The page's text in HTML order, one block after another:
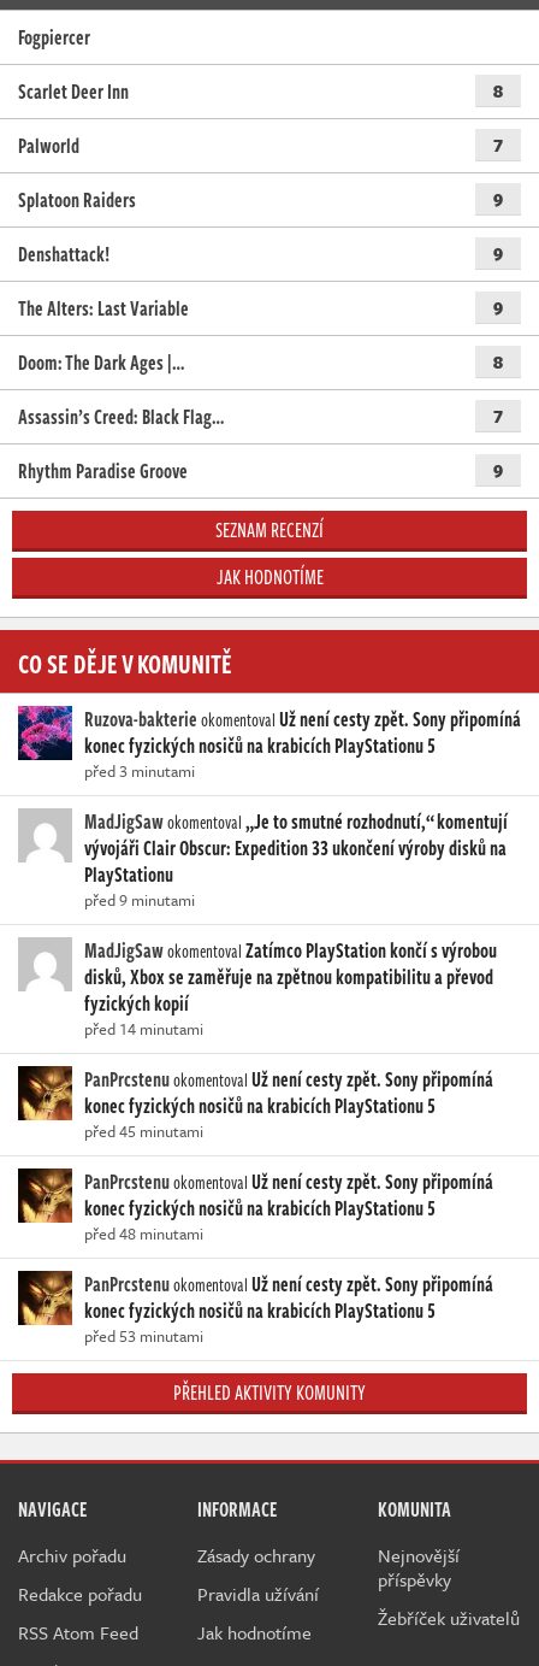
Fogpiercer
Scarlet Deer Inn
8
Palworld 7
Splatoon Raiders 9
Denshattack! 9
The Alters: Last Variable 9
Doom: The Dark Ages |… 8
Assassin’s Creed: Black Flag… 7
Rhythm Paradise Groove 9
SEZNAM RECENZÍ
JAK HODNOTÍME
CO SE DĚJE V KOMUNITĚ
Ruzova-bakterieokomentovalUž není cesty zpět. Sony připomíná
konec fyzických nosičů na krabicích PlayStationu 5
před 3 minutami
MadJigSawokomentoval„Je to smutné rozhodnutí,“ komentují
vývojáři Clair Obscur: Expedition 33 ukončení výroby disků na
PlayStationu
před 9 minutami
MadJigSawokomentovalZatímco PlayStation končí s výrobou
disků, Xbox se zaměřuje na zpětnou kompatibilitu a převod
fyzických kopií
před 14 minutami
PanPrcstenuokomentovalUž není cesty zpět. Sony připomíná
konec fyzických nosičů na krabicích PlayStationu 5
před 45 minutami
PanPrcstenuokomentovalUž není cesty zpět. Sony připomíná
konec fyzických nosičů na krabicích PlayStationu 5
před 48 minutami
PanPrcstenuokomentovalUž není cesty zpět. Sony připomíná
konec fyzických nosičů na krabicích PlayStationu 5
před 53 minutami
PŘEHLED AKTIVITY KOMUNITY
NAVIGACE
Archiv pořadu
Redakce pořadu
RSS Atom Feed
INFORMACE
Zásady ochrany
Pravidla užívání
Jak hodnotíme
KOMUNITA
Nejnovější
příspěvky
Žebříček uživatelů